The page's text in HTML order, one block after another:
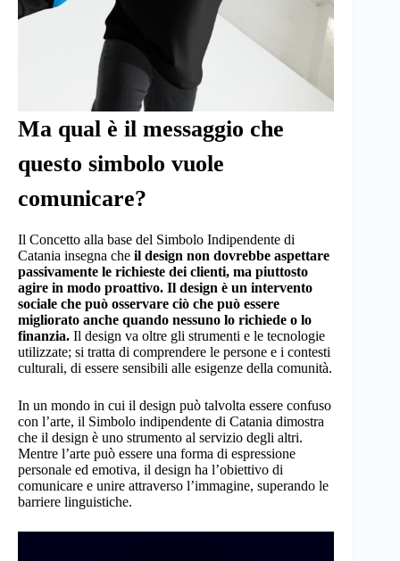
Ma qual è il messaggio che
questo simbolo vuole
comunicare?
Il Concetto alla base del Simbolo Indipendente di
Catania insegna che il design non dovrebbe aspettare
passivamente le richieste dei clienti, ma piuttosto
agire in modo proattivo. Il design è un intervento
sociale che può osservare ciò che può essere
migliorato anche quando nessuno lo richiede o lo
finanzia. Il design va oltre gli strumenti e le tecnologie
utilizzate; si tratta di comprendere le persone e i contesti
culturali, di essere sensibili alle esigenze della comunità.
In un mondo in cui il design può talvolta essere confuso
con l’arte, il Simbolo indipendente di Catania dimostra
che il design è uno strumento al servizio degli altri.
Mentre l’arte può essere una forma di espressione
personale ed emotiva, il design ha l’obiettivo di
comunicare e unire attraverso l’immagine, superando le
barriere linguistiche.